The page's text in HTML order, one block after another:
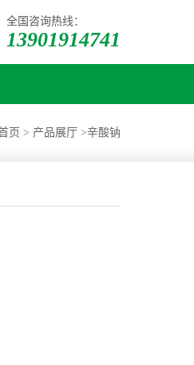
全国咨询热线：
13901914741
页 > 产品展厅 >辛酸钠